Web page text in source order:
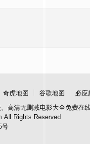
奇虎地图 谷歌地图
必应
高清无删减电影大全免费在
All Rights Reserved
号